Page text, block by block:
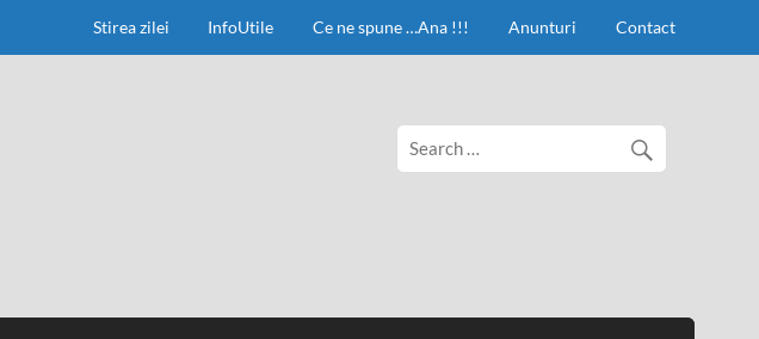
Stirea zilei InfoUtile Ce ne spune …Ana !!! Anunturi Contact